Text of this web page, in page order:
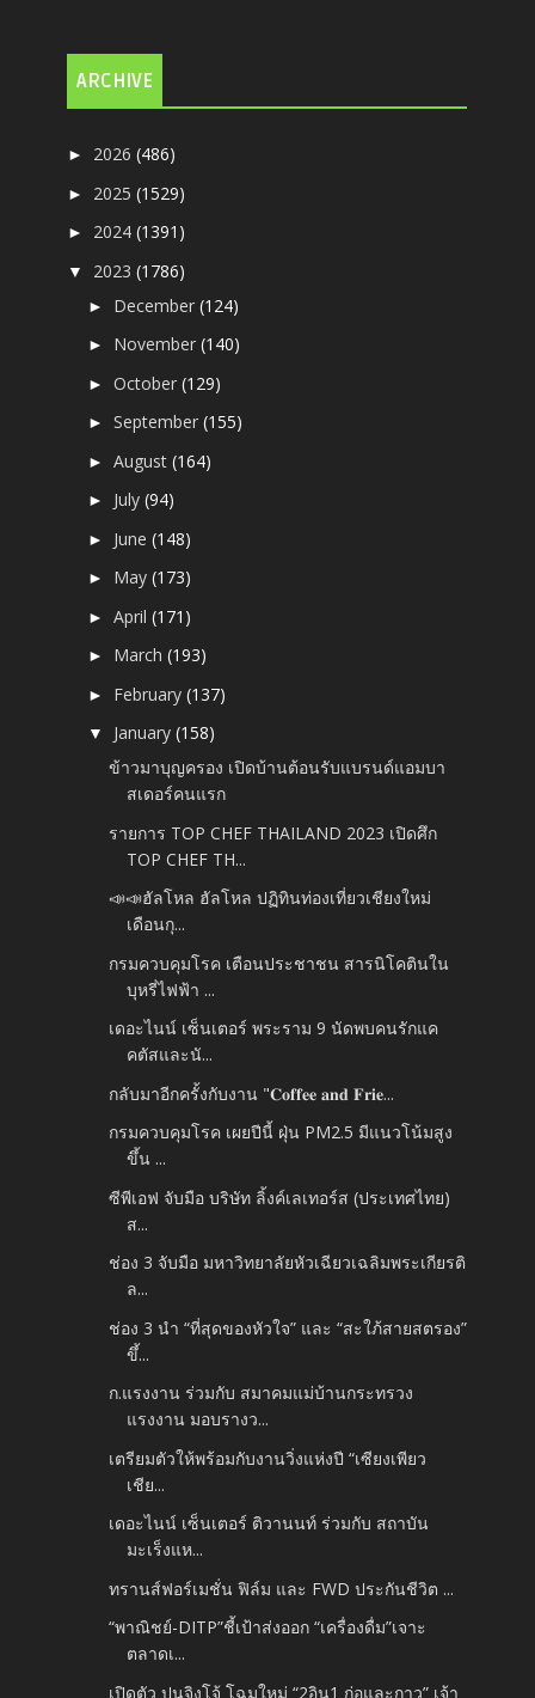
ARCHIVE
► 2026(486)
► 2025(1529)
► 2024(1391)
▼ 2023(1786)
► December(124)
► November(140)
►October(129)
►September(155)
►August(164)
► July(94)
► June(148)
► May(173)
►April(171)
► March(193)
► February(137)
▼ January(158)
ข้าวมาบุญครอง เปิดบ้านต้อนรับแบรนด์แอมบา
สเดอร์คนแรก
รายการ TOP CHEF THAILAND 2023 เปิดศึก
TOP CHEF TH...
📣📣ฮัลโหล ฮัลโหล ปฏิทินท่องเที่ยวเชียงใหม่
เดือนกุ...
กรมควบคุมโรค เตือนประชาชน สารนิโคตินใน
บุหรี่ไฟฟ้า ...
เดอะไนน์ เซ็นเตอร์ พระราม 9 นัดพบคนรักแค
คตัสและนั...
กลับมาอีกครั้งกับงาน "𝐂𝐨𝐟𝐟𝐞𝐞 𝐚𝐧𝐝 𝐅𝐫𝐢𝐞...
กรมควบคุมโรค เผยปีนี้ ฝุ่น PM2.5 มีแนวโน้มสูง
ขึ้น ...
ซีพีเอฟ จับมือ บริษัท ลิ้งค์เลเทอร์ส (ประเทศไทย)
ส...
ช่อง 3 จับมือ มหาวิทยาลัยหัวเฉียวเฉลิมพระเกียรติ
ล...
ช่อง 3 นำ “ที่สุดของหัวใจ” และ “สะใภ้สายสตรอง”
ขึ้...
ก.แรงงาน ร่วมกับ สมาคมแม่บ้านกระทรวง
แรงงาน มอบรางว...
เตรียมตัวให้พร้อมกับงานวิ่งแห่งปี “เซียงเพียว
เชีย...
เดอะไนน์ เซ็นเตอร์ ติวานนท์ ร่วมกับ สถาบัน
มะเร็งแห...
ทรานส์ฟอร์เมชั่น ฟิล์ม และ FWD ประกันชีวิต ...
“พาณิชย์-DITP”ชี้เป้าส่งออก “เครื่องดื่ม”เจาะ
ตลาดเ...
เปิดตัว ปูนจิงโจ้ โฉมใหม่ “2อิน1 ก่อและกาว” เจ้า